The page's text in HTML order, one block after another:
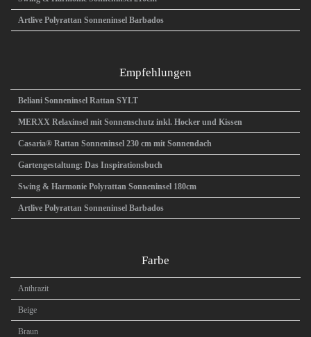
Artlive Polyrattan Sonneninsel Barbados
Empfehlungen
Beliani Sonneninsel Rattan SYLT
MERXX Relaxinsel mit Sonnenschutz inkl. Hocker und Kissen
Casaria® Rattan Sonneninsel 230 cm mit Sonnendach
Gartengestaltung: Das Inspirationsbuch
Swing & Harmonie Polyrattan Sonneninsel 180cm
Artlive Polyrattan Sonneninsel Barbados
Farbe
Anthrazit
Beige
Braun